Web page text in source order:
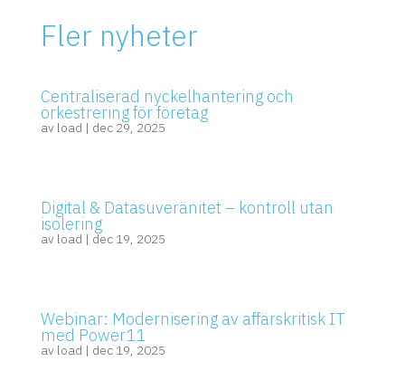
Fler nyheter
Centraliserad nyckelhantering och
orkestrering för företag
av load | dec 29, 2025
Digital & Datasuveränitet – kontroll utan
isolering
av load | dec 19, 2025
Webinar: Modernisering av affärskritisk IT
med Power11
av load | dec 19, 2025